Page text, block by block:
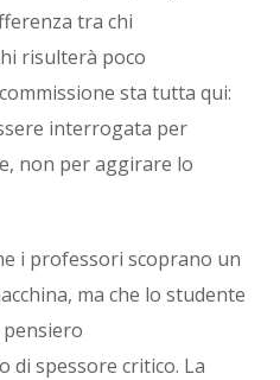
tra chi
risulterà poco
sta tutta qui:
interrogata per
non per aggirare lo
i professori scoprano un
ma che lo studente
di spessore critico. La